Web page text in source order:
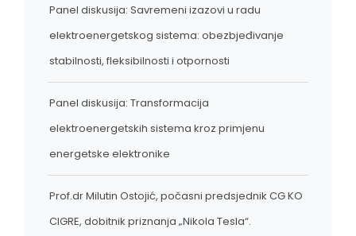
Panel diskusija: Savremeni izazovi u radu
elektroenergetskog sistema: obezbjeđivanje
stabilnosti, fleksibilnosti i otpornosti
Panel diskusija: Transformacija
elektroenergetskih sistema kroz primjenu
energetske elektronike
Prof.dr Milutin Ostojić, počasni predsjednik CG KO
CIGRE, dobitnik priznanja „Nikola Tesla“.